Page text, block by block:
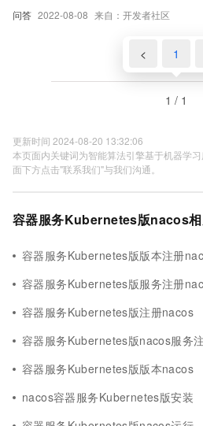
问答 2022-08-08 来自：开发者社区
< 1
1 / 1
更新时间 2024-08-20 13:32:06
本页面内关键词为智能算法引擎基于机器学
面下方点击"联系我们"与我们沟通。
容器服务Kubernetes版nacos
容器服务Kubernetes版版本注册
容器服务Kubernetes版服务注册
容器服务Kubernetes版注册nacos
容器服务Kubernetes版nacos服务
容器服务Kubernetes版版本nacos
nacos容器服务Kubernetes版安装